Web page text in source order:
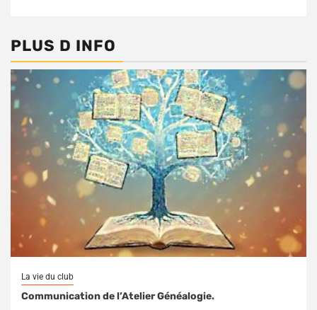
PLUS D INFO
La vie du club
Communication de l’Atelier Généalogie.